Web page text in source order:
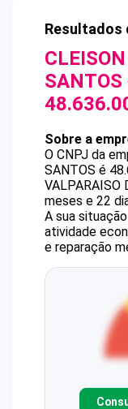
Resultados
SANTOS
Sobre a
O CNPJ da
SANTOS é
VALPARAISO
meses e 22
A sua
atividade
e reparação